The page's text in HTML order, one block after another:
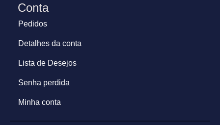
Conta
Pedidos
Detalhes da conta
Lista de Desejos
Senha perdida
Minha conta